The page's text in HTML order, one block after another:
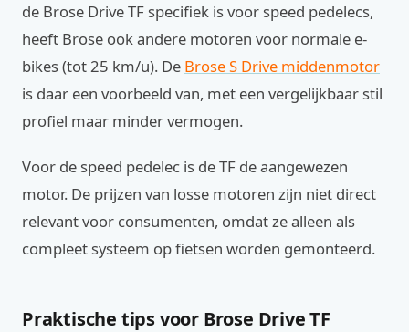
de Brose Drive TF specifiek is voor speed pedelecs,
heeft Brose ook andere motoren voor normale e-
bikes (tot 25 km/u). De Brose S Drive middenmotor
is daar een voorbeeld van, met een vergelijkbaar stil
profiel maar minder vermogen.
Voor de speed pedelec is de TF de aangewezen
motor. De prijzen van losse motoren zijn niet direct
relevant voor consumenten, omdat ze alleen als
compleet systeem op fietsen worden gemonteerd.
Praktische tips voor Brose Drive TF